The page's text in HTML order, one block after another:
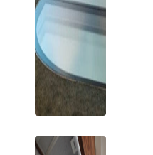
Vloeren